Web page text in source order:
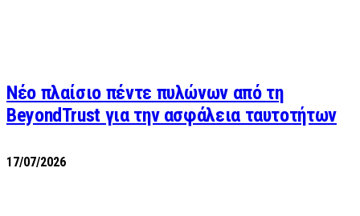
Νέο πλαίσιο πέντε πυλώνων από τη
BeyondTrust για την ασφάλεια ταυτοτήτων
17/07/2026